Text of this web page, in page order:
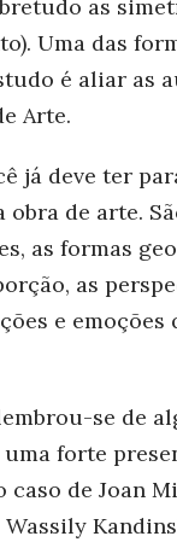
as
Uma das
é aliar as
Arte.
já deve ter
obra de arte.
as formas
as
e emoções
se de
forte
caso de Joan